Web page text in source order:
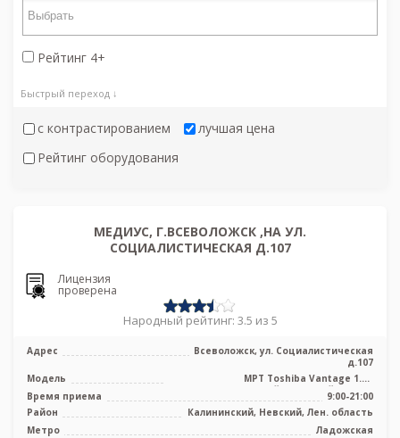
Рейтинг 4+
Быстрый переход ↓
с контрастированием
лучшая цена
Рейтинг оборудования
МЕДИУС, Г.ВСЕВОЛОЖСК ,НА УЛ.
СОЦИАЛИСТИЧЕСКАЯ Д.107
Лицензия
проверена
Народный рейтинг: 3.5 из 5
Адрес
Всеволожск, ул. Социалистическая
д.107
Модель
МРТ Toshiba Vantage 1.5T
высокопольный закрытый тип, КТ
Toshiba Alexio ...
Время приема
9:00-21:00
Район
Калининский, Невский, Лен. область
Метро
Ладожская